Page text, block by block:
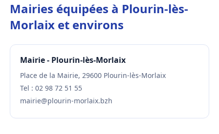
Mairies équipées à Plourin-lès-
Morlaix et environs
Mairie - Plourin-lès-Morlaix
Place de la Mairie, 29600 Plourin-lès-Morlaix
Tel : 02 98 72 51 55
mairie@plourin-morlaix.bzh